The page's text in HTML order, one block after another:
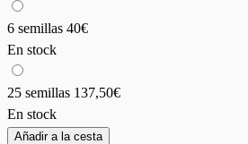
6 semillas 40€
En stock
25 semillas 137,50€
En stock
Añadir a la cesta